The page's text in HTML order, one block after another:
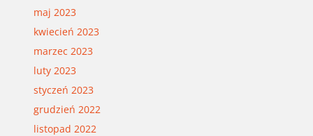
maj 2023
kwiecień 2023
marzec 2023
luty 2023
styczeń 2023
grudzień 2022
listopad 2022